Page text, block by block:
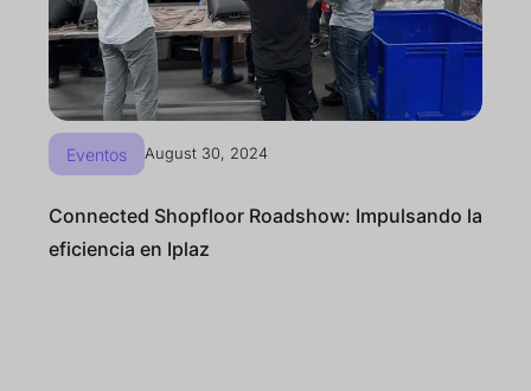
Eventos August 30, 2024
Connected Shopfloor Roadshow: Impulsando la
eficiencia en Iplaz